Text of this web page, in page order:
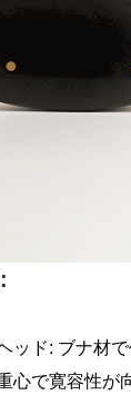
ッド: ブナ材
心で寛容性が